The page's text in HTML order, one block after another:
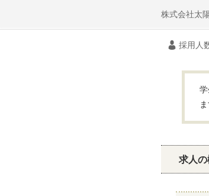
株式会社太
採用人
求人